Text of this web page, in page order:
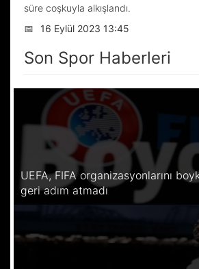
süre coşkuyla alkışlandı.
📅
16 Eylül 2023 13:45
Son Spor Haberleri
UEFA, FIFA organizasyonlarını
geri adım atmadı